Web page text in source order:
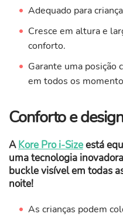
Adequado para
Cresce em altura e
conforto.
Garante uma posição
em todos os
Conforto e design
AKore Pro i-Sizeestá
uma tecnologia
buckle visível em todas
noite!
As crianças podem